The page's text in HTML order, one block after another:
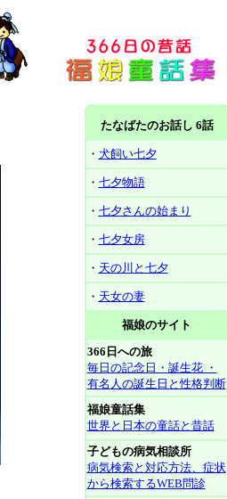
たなばたのお話し 6話
・ 犬飼い七夕
・ 七夕物語
・ 七夕さんの始まり
・ 七夕女房
・ 天の川と七夕
・ 天女の妻
福娘のサイト
366日への旅
毎日の記念日・誕生花 ・
有名人の誕生日と性格判断
福娘童話集
世界と日本の童話と昔話
子どもの病気相談所
病気検索と対応方法、症状
から検索するWEB問診